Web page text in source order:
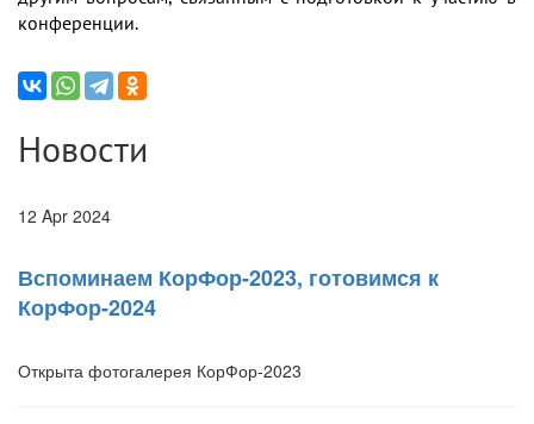
конференции.
Новости
12 Apr 2024
Вспоминаем КорФор-2023, готовимся к
КорФор-2024
Открыта фотогалерея КорФор-2023